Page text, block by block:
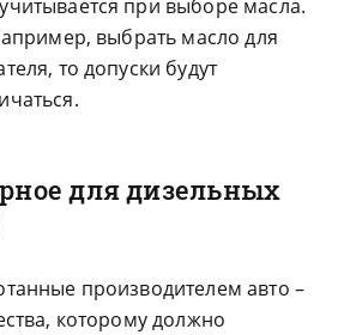
при выборе масла.
выбрать масло для
то допуски будут
для дизельных
производителем авто –
которому должно